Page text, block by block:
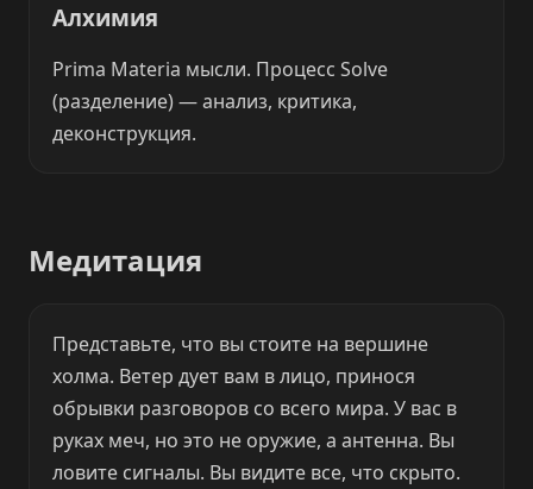
Алхимия
Prima Materia мысли. Процесс Solve
(разделение) — анализ, критика,
деконструкция.
Медитация
Представьте, что вы стоите на вершине
холма. Ветер дует вам в лицо, принося
обрывки разговоров со всего мира. У вас в
руках меч, но это не оружие, а антенна. Вы
ловите сигналы. Вы видите все, что скрыто.